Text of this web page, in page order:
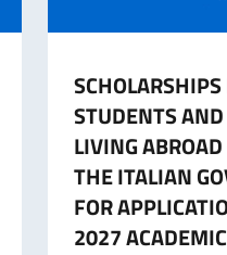
STUDENTS
LIVING
THE ITALIAN
FOR
2027